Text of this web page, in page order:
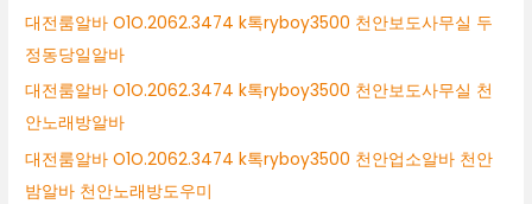
대전룸알바 O1O.2062.3474 k톡ryboy3500 천안보도사무실 두
정동당일알바
대전룸알바 O1O.2062.3474 k톡ryboy3500 천안보도사무실 천
안노래방알바
대전룸알바 O1O.2062.3474 k톡ryboy3500 천안업소알바 천안
밤알바 천안노래방도우미